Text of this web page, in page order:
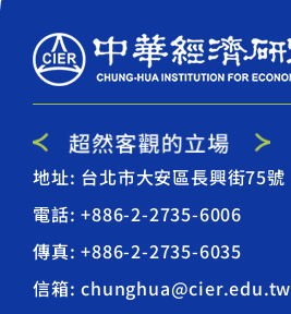
地址: 台北市大安區長興街75號
電話: +886-2-2735-6006
傳真: +886-2-2735-6035
信箱: chunghua@cier.edu.tw